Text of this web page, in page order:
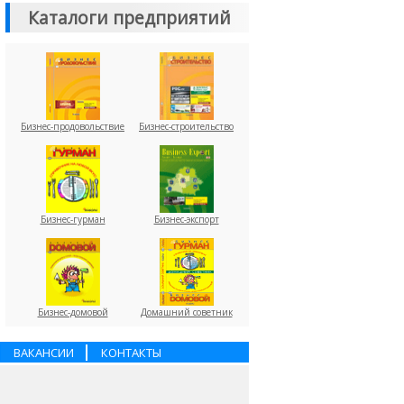
Каталоги предприятий
Бизнес-продовольствие Бизнес-строительство
Бизнес-гурман Бизнес-экспорт
Бизнес-домовой Домашний советник
ВАКАНСИИ КОНТАКТЫ